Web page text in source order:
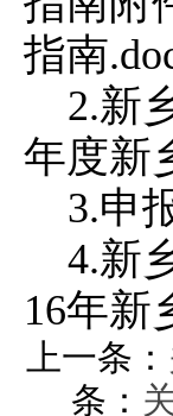
指南
2.新
年度新
3.申
4.新
16年新
上一条：
条：